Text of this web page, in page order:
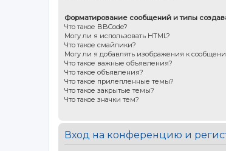
Форматирование сообщений и типы
Что такое BBCode?
Могу ли я использовать HTML?
Что такое смайлики?
Могу ли я добавлять изображения к
Что такое важные объявления?
Что такое объявления?
Что такое прилепленные темы?
Что такое закрытые темы?
Что такое значки тем?
Вход на конференцию и